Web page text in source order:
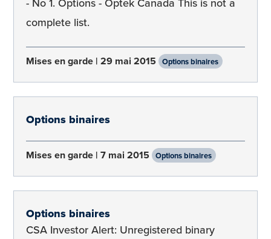
complete list.
Mises en garde 29 mai 2015 Options binaires
Options binaires
Mises en garde 7 mai 2015 Options binaires
Options binaires
CSA Investor Alert: Unregistered binary